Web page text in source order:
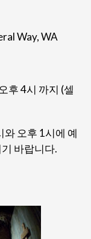
Way, WA
후 4시 까지 (셀
오후 1시에 예
바랍니다.